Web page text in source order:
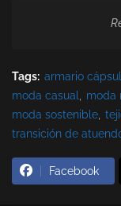
Tags: armario
moda casual
moda
moda sostenible
transición de
Facebook